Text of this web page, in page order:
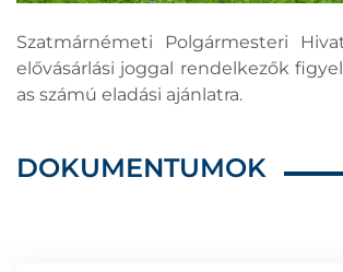
Szatmárnémeti Polgármesteri
elővásárlási joggal rendelkezők
as számú eladási ajánlatra.
DOKUMENTUMOK